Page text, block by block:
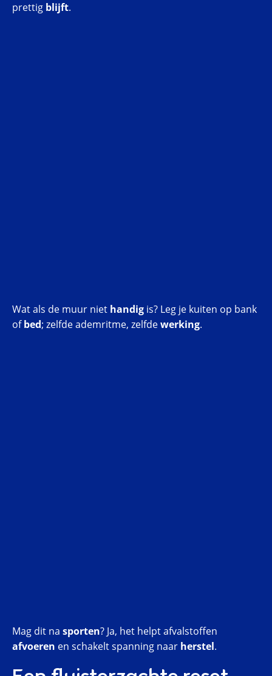
prettig blijft.
Wat als de muur niet handig is? Leg je kuiten op bank
ofbed; zelfde ademritme, zelfdewerking.
Mag dit na sporten? Ja, het helpt afvalstoffen
afvoeren en schakelt spanning naar herstel.